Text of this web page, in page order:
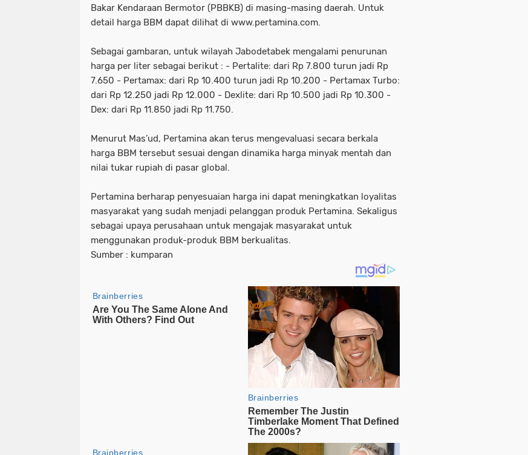
Bakar Kendaraan Bermotor (PBBKB) di masing-masing daerah. Untuk
detail harga BBM dapat dilihat di www.pertamina.com.
Sebagai gambaran, untuk wilayah Jabodetabek mengalami penurunan
harga per liter sebagai berikut : - Pertalite: dari Rp 7.800 turun jadi Rp
7.650 - Pertamax: dari Rp 10.400 turun jadi Rp 10.200 - Pertamax Turbo:
dari Rp 12.250 jadi Rp 12.000 - Dexlite: dari Rp 10.500 jadi Rp 10.300 -
Dex: dari Rp 11.850 jadi Rp 11.750.
Menurut Mas’ud, Pertamina akan terus mengevaluasi secara berkala
harga BBM tersebut sesuai dengan dinamika harga minyak mentah dan
nilai tukar rupiah di pasar global.
Pertamina berharap penyesuaian harga ini dapat meningkatkan loyalitas
masyarakat yang sudah menjadi pelanggan produk Pertamina. Sekaligus
sebagai upaya perusahaan untuk mengajak masyarakat untuk
menggunakan produk-produk BBM berkualitas.
Sumber : kumparan